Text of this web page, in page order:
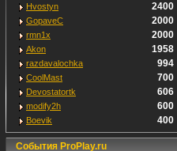
Hvostyn 2400
GopaveC 2000
rmn1x 2000
Akon 1958
razdavalochka 994
CoolMast 700
Devostatortk 606
modify2h 600
Boevik 400
События ProPlay.ru